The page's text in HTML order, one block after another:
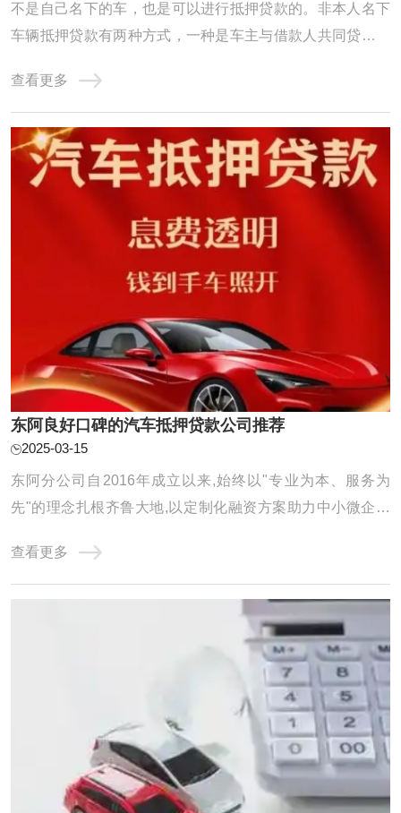
不是自己名下的车，也是可以进行抵押贷款的。非本人名下
车辆抵押贷款有两种方式，一种是车主与借款人共同贷款，
资人作为借款人，车主无需到场办理相关手续。不过，由于
不清楚抵押车辆是否在征得车主的同意下进行，所以贷款机
构会通过提高利息的方式，弥补经营风险。正 ...
查看更多
东阿良好口碑的汽车抵押贷款公司推荐
2025-03-15
东阿分公司自2016年成立以来,始终以"专业为本、服务为
先"的理念扎根齐鲁大地,以定制化融资方案助力中小微企业
得到显著增长,在亮眼数据的背后,是团队对服务品质的极致追
求和对客户需求的深刻洞察。 选择可靠的汽车抵押贷款公司
是非常重要的。以下是一些广泛认可的汽车 ...
查看更多